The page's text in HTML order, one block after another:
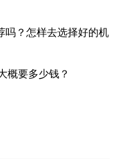
吗？怎样去选择好的机
概要多少钱？